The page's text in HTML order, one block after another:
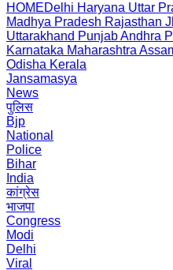
HOMEDelhi Haryana Uttar
Madhya Pradesh Rajasthan
Uttarakhand PunjabAndhra
Karnataka Maharashtra
Odisha Kerala
Jansamasya
News
पुलिस
Bjp
National
Police
Bihar
India
कांग्रेस
भाजपा
Congress
Modi
Delhi
Viral